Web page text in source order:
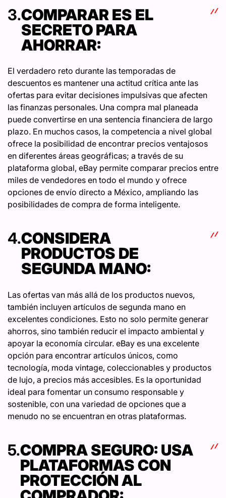
3.COMPARAR ES EL
SECRETO PARA
AHORRAR:
El verdadero reto durante las temporadas de
descuentos es mantener una actitud crítica ante las
ofertas para evitar decisiones impulsivas que afecten
las finanzas personales. Una compra mal planeada
puede convertirse en una sentencia financiera de largo
plazo. En muchos casos, la competencia a nivel global
ofrece la posibilidad de encontrar precios ventajosos
en diferentes áreas geográficas; a través de su
plataforma global, eBay permite comparar precios entre
miles de vendedores en todo el mundo y ofrece
opciones de envío directo a México, ampliando las
posibilidades de compra de forma inteligente.
4.CONSIDERA
PRODUCTOS DE
SEGUNDA MANO:
Las ofertas van más allá de los productos nuevos,
también incluyen artículos de segunda mano en
excelentes condiciones. Esto no solo permite generar
ahorros, sino también reducir el impacto ambiental y
apoyar la economía circular. eBay es una excelente
opción para encontrar artículos únicos, como
tecnología, moda vintage, coleccionables y productos
de lujo, a precios más accesibles. Es la oportunidad
ideal para fomentar un consumo responsable y
sostenible, con una variedad de opciones que a
menudo no se encuentran en otras plataformas.
5.COMPRA SEGURO: USA
PLATAFORMAS CON
PROTECCIÓN AL